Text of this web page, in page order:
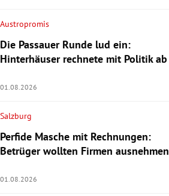
Austropromis
Die Passauer Runde lud ein:
Hinterhäuser rechnete mit Politik ab
01.08.2026
Salzburg
Perfide Masche mit Rechnungen:
Betrüger wollten Firmen ausnehmen
01.08.2026